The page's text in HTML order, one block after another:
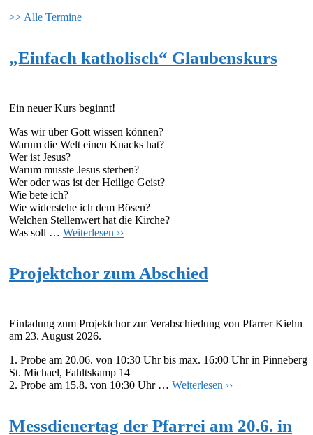
>> Alle Termine
„Einfach katholisch“ Glaubenskurs
Ein neuer Kurs beginnt!
Was wir über Gott wissen können?
Warum die Welt einen Knacks hat?
Wer ist Jesus?
Warum musste Jesus sterben?
Wer oder was ist der Heilige Geist?
Wie bete ich?
Wie widerstehe ich dem Bösen?
Welchen Stellenwert hat die Kirche?
Was soll … Weiterlesen ››
Projektchor zum Abschied
Einladung zum Projektchor zur Verabschiedung von Pfarrer Kiehn
am 23. August 2026.
1. Probe am 20.06. von 10:30 Uhr bis max. 16:00 Uhr in Pinneberg
St. Michael, Fahltskamp 14
2. Probe am 15.8. von 10:30 Uhr … Weiterlesen ››
Messdienertag der Pfarrei am 20.6. in